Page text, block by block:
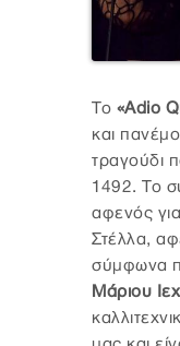
Το «Adio
και
τραγούδι
1492. Το
αφενός
Στέλλα,
σύμφωνα
Μάριου